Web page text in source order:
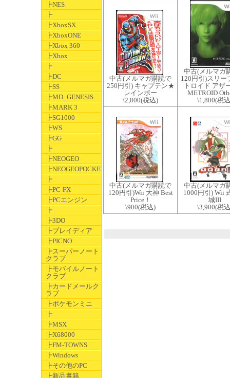
┣NES
┣
┣XboxSX
┣XboxONE
┣Xbox 360
┣Xbox
┣
┣DC
┣SS
┣MD_GENESIS
┣MARK 3
┣SG1000
┣WS
┣GG
┣
┣NEOGEO
┣NEOGEOPOCKET
┣
┣PC-FX
┣PCエンジン
┣
┣3DO
┣プレイディア
┣PICNO
┣スーパーノート
クラブ
┣モバイルノート
クラブ
┣カードメールク
ラブ
┣ポケモンミニ
┣
┣MSX
┣X68000
┣FM-TOWNS
┣Windows
┣その他のPC
┣新品書籍
中古(メルマガ購読で
250円引) キャプテン★
レインボー
\2,800(税込)
中古(メルマガ
120円引)スリー
トロイド アザ
METROID
\1,800(税
中古(メルマガ購読で
120円引)Wii 大神 Best
Price！
\900(税込)
中古(メルマガ
1000円引) Wii
城III
\3,900(税